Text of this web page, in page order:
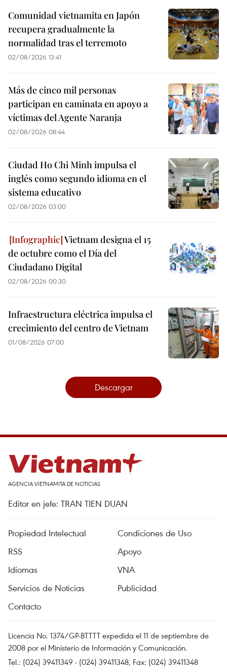
Comunidad vietnamita en Japón
recupera gradualmente la
normalidad tras el terremoto
02/08/2026 13:41
Más de cinco mil personas
participan en caminata en apoyo a
víctimas del Agente Naranja
02/08/2026 08:44
Ciudad Ho Chi Minh impulsa el
inglés como segundo idioma en el
sistema educativo
02/08/2026 03:00
Vietnam designa el 15
de octubre como el Día del
Ciudadano Digital
02/08/2026 00:30
Infraestructura eléctrica impulsa el
crecimiento del centro de Vietnam
01/08/2026 07:00
Descargar
AGENCIA VIETNAMITA DE NOTICIAS
Editor en jefe: TRAN TIEN DUAN
Propiedad Intelectual
Condiciones de Uso
RSS
Apoyo
Idiomas
VNA
Servicios de Noticias
Publicidad
Contacto
Licencia No. 1374/GP-BTTTT expedida el 11 de septiembre de
2008 por el Ministerio de Información y Comunicación.
Tel.: (024) 39411349 - (024) 39411348, Fax: (024) 39411348